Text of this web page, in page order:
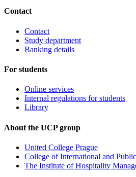
Contact
Contact
Study department
Banking details
For students
Online services
Internal regulations for students
Library
About the UCP group
United College Prague
College of International and
The Institute of Hospitality